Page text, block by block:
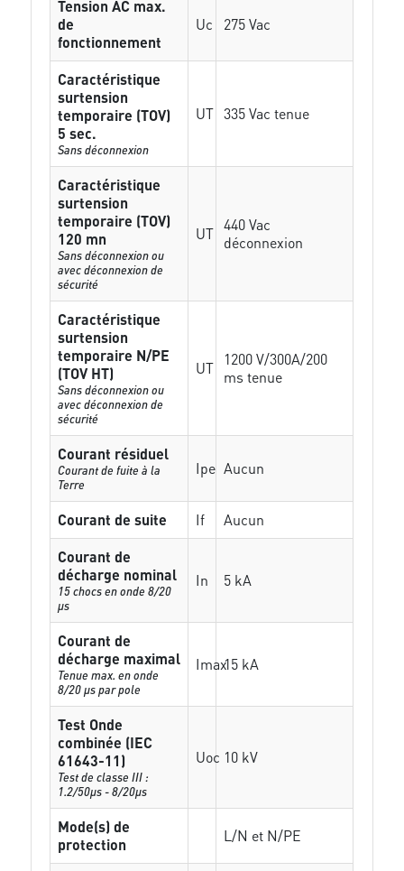
Tension AC max.
de
fonctionnement
Uc 275 Vac
Caractéristique
surtension
temporaire (TOV)
5 sec.
Sans déconnexion
UT 335 Vac tenue
Caractéristique
surtension
temporaire (TOV)
120 mn
Sans déconnexion ou
avec déconnexion de
sécurité
UT 440 Vac
déconnexion
Caractéristique
surtension
temporaire N/PE
(TOV HT)
Sans déconnexion ou
avec déconnexion de
sécurité
UT
1200 V/300A/200
ms tenue
Courant résiduel
Courant de fuite à la
Terre
Ipe Aucun
Courant de suite If
Aucun
Courant de
décharge nominal
15 chocs en onde 8/20
µs
In 5 kA
Courant de
décharge maximal
Tenue max. en onde
8/20 µs par pole
Imax15 kA
Test Onde
combinée (IEC
61643-11)
Test de classe III :
1.2/50µs - 8/20µs
Uoc 10 kV
Mode(s) de
protection
L/N et N/PE